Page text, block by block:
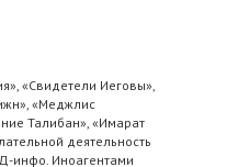
«Свидетели Иеговы»,
«Меджлис
Талибан», «Имарат
деятельность
инфо. Иноагентами